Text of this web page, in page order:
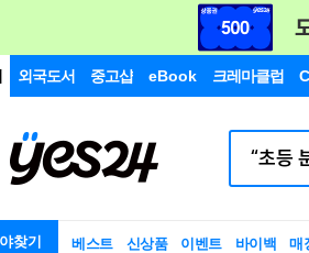
외국도서 중고샵 eBook 크레마클럽
찾기 베스트 신상품 이벤트 바이백 매